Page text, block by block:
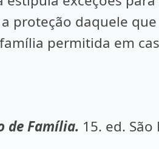
proteção daquele
permitida em
de Família. 15. ed.